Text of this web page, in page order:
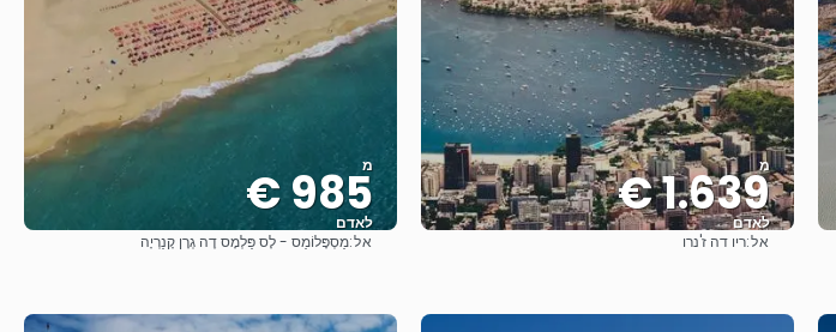
מ
1.639 €
לאדם
אל:ריו דה ז'נרו
מ
985 €
לאדם
ראה
אל:מַסְפָּלוֹמַס - לָס פַּלְמָס דֶה גְרָן קָנַרְיָה